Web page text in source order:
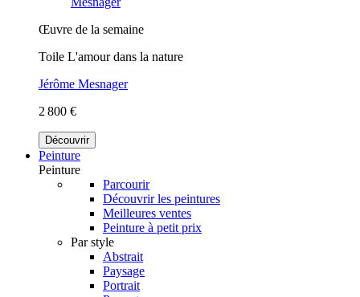
Œuvre de la semaine
Toile L'amour dans la nature
Jérôme Mesnager
2 800 €
Découvrir
Peinture
Peinture
Parcourir
Découvrir les peintures
Meilleures ventes
Peinture à petit prix
Par style
Abstrait
Paysage
Portrait